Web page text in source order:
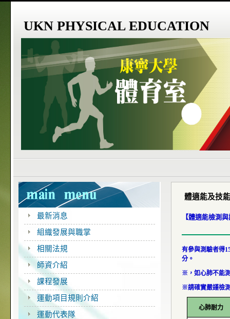
UKN PHYSICAL EDUCATION
最新消息
組織發展與職掌
相關法規
師資介紹
課程發展
運動項目規則介紹
運動代表隊
體適能及技
【體適能檢測
有參與測驗者得
分。
※，如心肺不能
※請確實嚴謹檢
心肺耐力